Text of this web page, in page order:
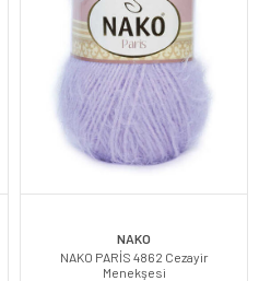
NAKO
NAKO PARİS 4862 Cezayir
Menekşesi